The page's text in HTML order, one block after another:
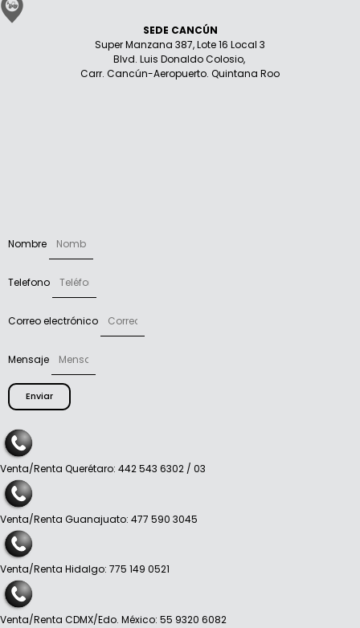
SEDE CANCÚN
Super Manzana 387, Lote 16 Local 3
Blvd. Luis Donaldo Colosio,
Carr. Cancún-Aeropuerto. Quintana Roo
Nombre
Telefono
Correo electrónico
Mensaje
Enviar
Venta/Renta Querétaro: 442 543 6302 / 03
Venta/Renta Guanajuato: 477 590 3045
Venta/Renta Hidalgo: 775 149 0521
Venta/Renta CDMX/Edo. México: 55 9320 6082